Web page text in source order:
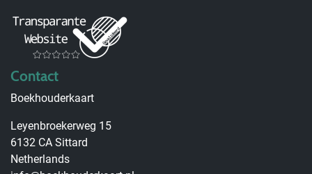
Contact
Boekhouderkaart
Leyenbroekerweg 15
6132 CA Sittard
Netherlands